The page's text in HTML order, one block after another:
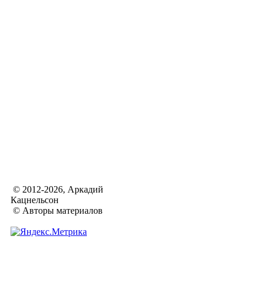
© 2012-2026, Аркадий
Кацнельсон
© Авторы материалов